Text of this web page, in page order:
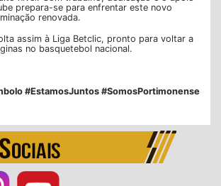
prepara-se para enfrentar este novo
renovada.
assim à Liga Betclic, pronto para voltar a
no basquetebol nacional.
#EstamosJuntos #SomosPortimonense